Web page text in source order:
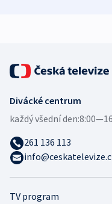
TV program
Divácké centrum
každý všední den:
261 136 113